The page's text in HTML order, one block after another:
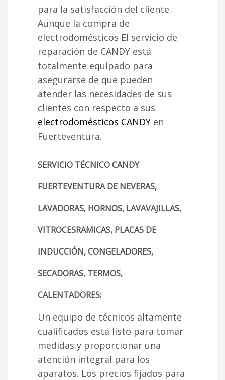
para la satisfacción del cliente.
Aunque la compra de
electrodomésticos El servicio de
reparación de CANDY está
totalmente equipado para
asegurarse de que pueden
atender las necesidades de sus
clientes con respecto a sus
electrodomésticos CANDY en
Fuerteventura.
SERVICIO TÉCNICO CANDY
FUERTEVENTURA DE NEVERAS,
LAVADORAS, HORNOS, LAVAVAJILLAS,
VITROCESRAMICAS, PLACAS DE
INDUCCIÓN, CONGELADORES,
SECADORAS, TERMOS,
CALENTADORES:
Un equipo de técnicos altamente
cualificados está listo para tomar
medidas y proporcionar una
atención integral para los
aparatos. Los precios fijados para